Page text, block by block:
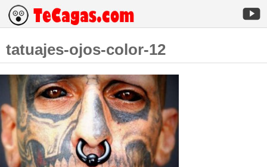
tatuajes-ojos-color-12